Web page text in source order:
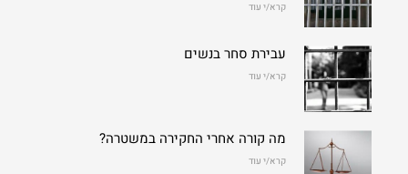
קרא/י עוד
עבירת סחר בנשים
קרא/י עוד
מה קורה אחרי החקירה במשטרה?
קרא/י עוד